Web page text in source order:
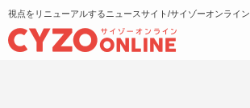
視点をリニューアルするニュースサイト/サイゾーオンライン